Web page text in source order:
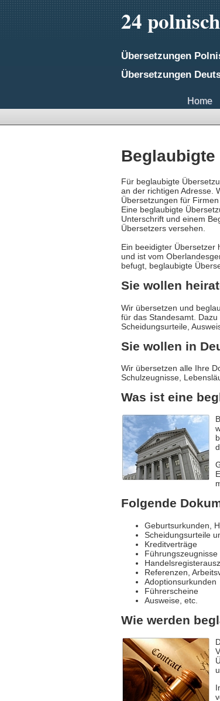
24 polnisch
Übersetzungen
Übersetzungen
Home
Beglaubigte
Für beglaubigte
an der richtigen Adresse.
Übersetzungen für
Eine beglaubigte
Unterschrift und einem
Übersetzers versehen.
Ein beeidigter Übersetzer
und ist vom
befugt, beglaubigte
Sie wollen
Wir übersetzen und
für das Standesamt.
Scheidungsurteile,
Sie wollen in
Wir übersetzen alle Ihre
Schulzeugnisse,
Was ist eine
Folgende
Geburtsurkunden,
Scheidungsurteile
Kreditverträge
Führungszeugnisse
Referenzen,
Adoptionsurkunden
Führerscheine
Ausweise, etc.
Wie werden